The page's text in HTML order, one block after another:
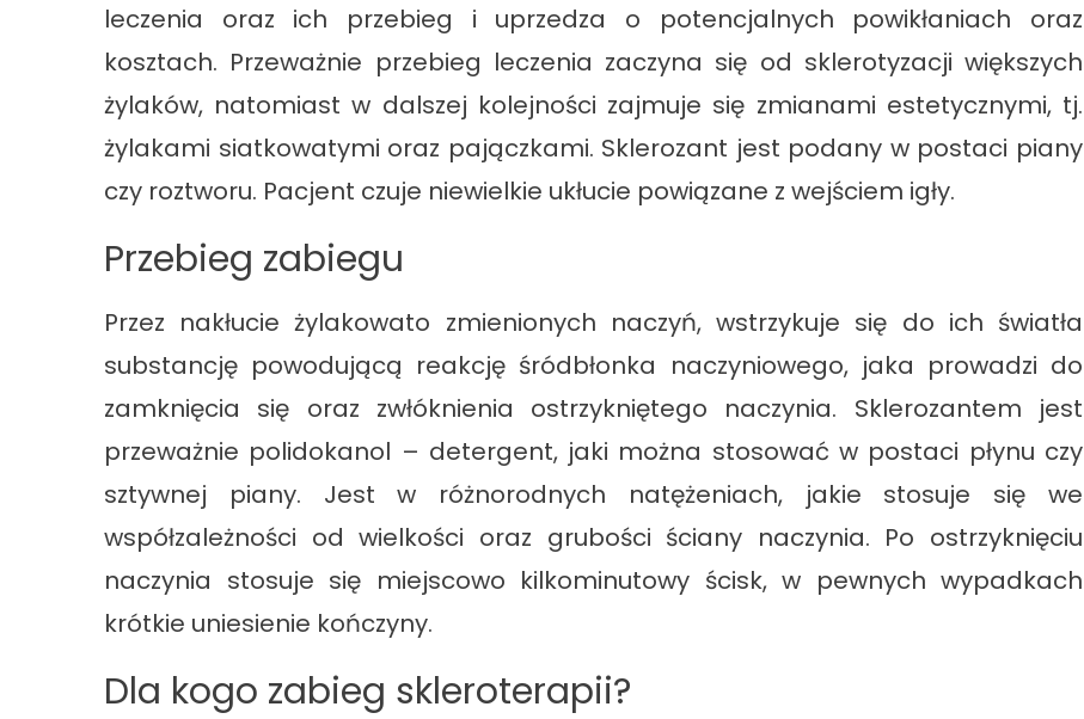
leczenia oraz ich przebieg i uprzedza o potencjalnych powikłaniach oraz
kosztach. Przeważnie przebieg leczenia zaczyna się od sklerotyzacji większych
żylaków, natomiast w dalszej kolejności zajmuje się zmianami estetycznymi, tj.
żylakami siatkowatymi oraz pajączkami. Sklerozant jest podany w postaci piany
czy roztworu. Pacjent czuje niewielkie ukłucie powiązane z wejściem igły.
Przebieg zabiegu
Przez nakłucie żylakowato zmienionych naczyń, wstrzykuje się do ich światła
substancję powodującą reakcję śródbłonka naczyniowego, jaka prowadzi do
zamknięcia się oraz zwłóknienia ostrzykniętego naczynia. Sklerozantem jest
przeważnie polidokanol – detergent, jaki można stosować w postaci płynu czy
sztywnej piany. Jest w różnorodnych natężeniach, jakie stosuje się we
współzależności od wielkości oraz grubości ściany naczynia. Po ostrzyknięciu
naczynia stosuje się miejscowo kilkominutowy ścisk, w pewnych wypadkach
krótkie uniesienie kończyny.
Dla kogo zabieg skleroterapii?